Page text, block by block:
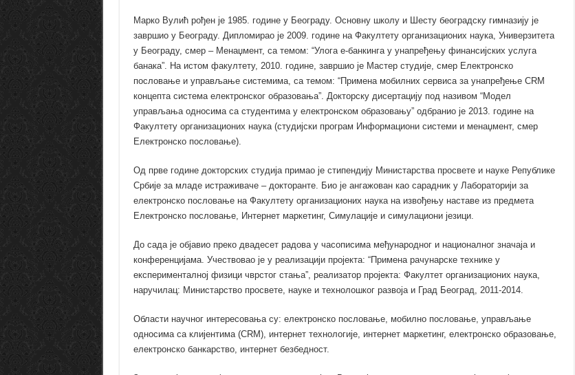
Марко Вулић рођен је 1985. године у Београду. Основну школу и Шесту београдску гимназију је
завршио у Београду. Дипломирао је 2009. године на Факултету организационих наука, Универзитета
у Београду, смер – Менаџмент, са темом: “Улога е-банкинга у унапређењу финансијских услуга
банака”. На истом факултету, 2010. године, завршио је Мастер студије, смер Електронско
пословање и управљање системима, са темом: “Примена мобилних сервиса за унапређење CRM
концепта система електронског образовања”. Докторску дисертацију под називом “Модел
управљања односима са студентима у електронском образовању” одбранио је 2013. године на
Факултету организационих наука (студијски програм Информациони системи и менаџмент, смер
Електронско пословање).
Од прве године докторских студија примао је стипендију Министарства просвете и науке Републике
Србије за младе истраживаче – докторанте. Био је ангажован као сарадник у Лабораторији за
електронско пословање на Факултету организационих наука на извођењу наставе из предмета
Електронско пословање, Интернет маркетинг, Симулације и симулациони језици.
До сада је објавио преко двадесет радова у часописима међународног и националног значаја и
конференцијама. Учествовао је у реализацији пројекта: “Примена рачунарске технике у
експерименталној физици чврстог стања”, реализатор пројекта: Факултет организационих наука,
наручилац: Министарство просвете, науке и технолошког развоја и Град Београд, 2011-2014.
Области научног интересовања су: електронско пословање, мобилно пословање, управљање
односима са клијентима (CRM), интернет технологије, интернет маркетинг, електронско образовање,
електронско банкарство, интернет безбедност.